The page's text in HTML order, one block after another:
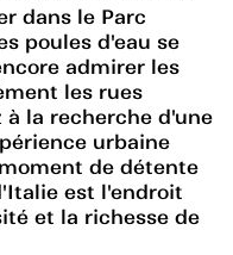
dans le Parc
poules d'eau se
admirer les
les rues
à la recherche d'une
urbaine
de détente
est l'endroit
et la richesse de